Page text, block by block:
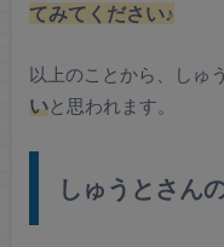
てみてください♪
以上のことから、しゅ
いと思われます。
しゅうとさん